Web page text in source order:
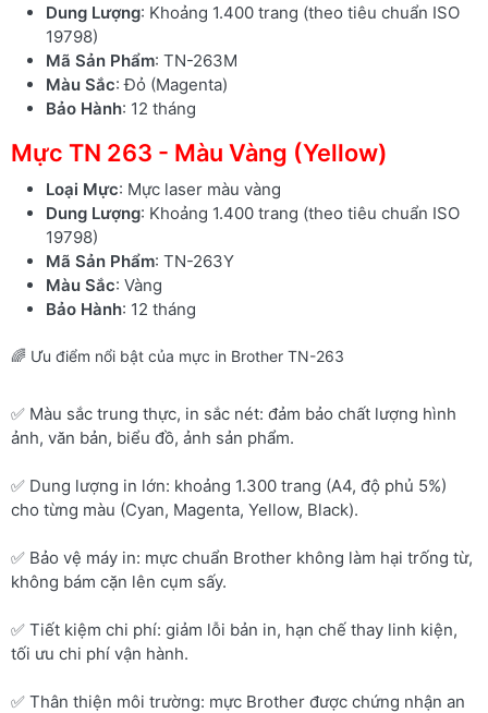
Dung Lượng: Khoảng 1.400 trang (theo tiêu chuẩn ISO
19798)
Mã Sản Phẩm: TN-263M
Màu Sắc: Đỏ (Magenta)
Bảo Hành: 12 tháng
Mực TN 263 - Màu Vàng (Yellow)
Loại Mực: Mực laser màu vàng
Dung Lượng: Khoảng 1.400 trang (theo tiêu chuẩn ISO
19798)
Mã Sản Phẩm: TN-263Y
Màu Sắc: Vàng
Bảo Hành: 12 tháng
🌈 Ưu điểm nổi bật của mực in Brother TN-263
✅ Màu sắc trung thực, in sắc nét: đảm bảo chất lượng hình
ảnh, văn bản, biểu đồ, ảnh sản phẩm.
✅ Dung lượng in lớn: khoảng 1.300 trang (A4, độ phủ 5%)
cho từng màu (Cyan, Magenta, Yellow, Black).
✅ Bảo vệ máy in: mực chuẩn Brother không làm hại trống từ,
không bám cặn lên cụm sấy.
✅ Tiết kiệm chi phí: giảm lỗi bản in, hạn chế thay linh kiện,
tối ưu chi phí vận hành.
✅ Thân thiện môi trường: mực Brother được chứng nhận an